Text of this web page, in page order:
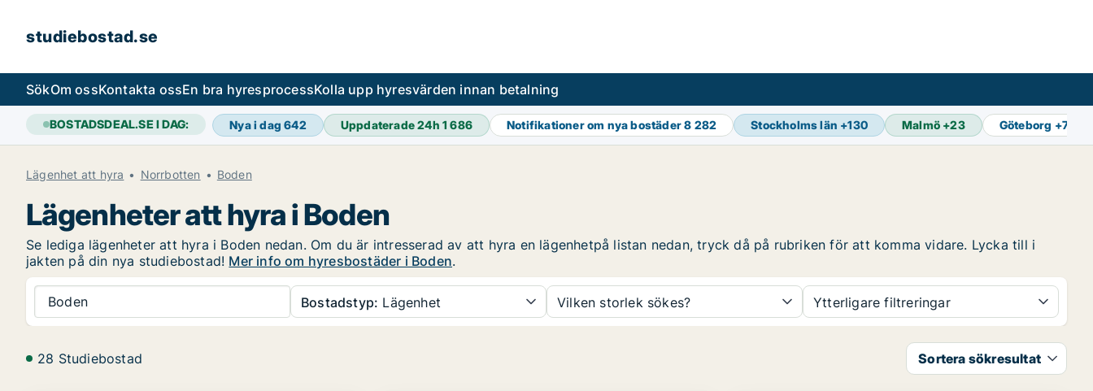
studiebostad.se
SökOm ossKontakta ossEn bra hyresprocessKolla upp hyresvärden innan betalning
BOSTADSDEAL.SE I DAG: Nya i dag642 Uppdaterade 24h1 686 Notifikationer om nya bostäder8 282 Stockholms län +130 Malmö +23 Göteborg +74
Lägenhet att hyra Norrbotten Boden
Lägenheter att hyra i Boden
Se lediga lägenheter att hyra i Boden nedan. Om du är intresserad av att hyra en lägenhetpå listan nedan, tryck då på rubriken för att komma vidare. Lycka till i
jakten på din nya studiebostad! Mer info om hyresbostäder i Boden.
Boden Bostadstyp: Lägenhet Vilken storlek sökes? Ytterligare filtreringar
28 Studiebostad Sortera sökresultat